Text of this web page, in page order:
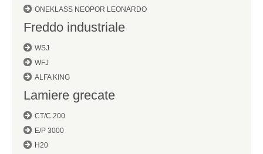
ONEKLASS NEOPOR LEONARDO
Freddo industriale
WSJ
WFJ
ALFA KING
Lamiere grecate
CT/C 200
E/P 3000
H20